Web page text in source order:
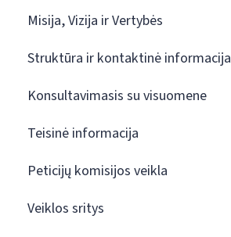
Misija, Vizija ir Vertybės
Struktūra ir kontaktinė informacija
Konsultavimasis su visuomene
Teisinė informacija
Peticijų komisijos veikla
Veiklos sritys